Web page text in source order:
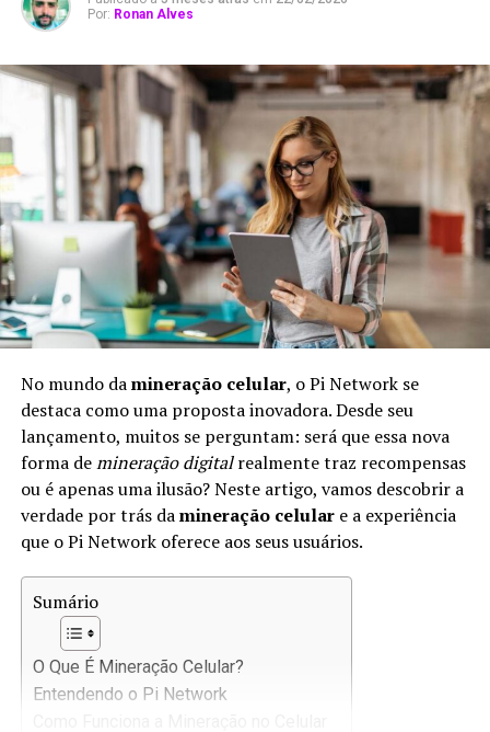
Por: Ronan Alves
No mundo damineração celular, o Pi Network se
destaca como uma proposta inovadora. Desde seu
lançamento, muitos se perguntam: será que essa nova
forma demineração digitalrealmente traz recompensas
ou é apenas uma ilusão? Neste artigo, vamos descobrir a
verdade por trás damineração celulare a experiência
que o Pi Network oferece aos seus usuários.
Sumário
O Que É Mineração Celular?
Entendendo o Pi Network